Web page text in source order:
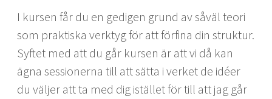
I kursen får du en gedigen grund av såväl teori
som praktiska verktyg för att förfina din struktur.
Syftet med att du går kursen är att vi då kan
ägna sessionerna till att sätta i verket de idéer
du väljer att ta med dig istället för till att jag går